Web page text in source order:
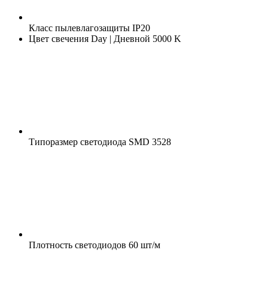
Класс пылевлагозащиты IP20
Цвет свечения Day | Дневной 5000 K
Типоразмер светодиода SMD 3528
Плотность светодиодов 60 шт/м